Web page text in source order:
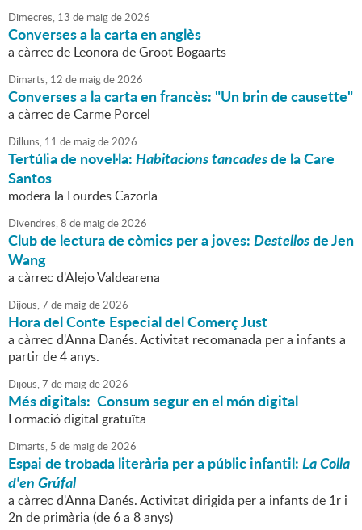
Dimecres, 13 de maigde2026
Converses a la carta en anglès
a càrrec de Leonora de Groot Bogaarts
Dimarts, 12 de maigde2026
Converses a la carta en francès: "Un brin de causette"
a càrrec de Carme Porcel
Dilluns, 11 de maigde2026
Tertúlia de novel·la:Habitacions tancadesde la Care
Santos
modera la Lourdes Cazorla
Divendres,8 de maigde2026
Club de lectura de còmics per a joves:Destellosde Jen
Wang
a càrrec d'Alejo Valdearena
Dijous,7 de maigde2026
Hora del Conte Especial del Comerç Just
a càrrec d'Anna Danés. Activitat recomanada per a infants a
partir de 4 anys.
Dijous,7 de maigde2026
Més digitals: Consum segur en el món digital
Formació digital gratuïta
Dimarts, 5 de maigde2026
Espai de trobada literària per a públic infantil:La Colla
d'en Grúfal
a càrrec d'Anna Danés. Activitat dirigida per a infants de 1r i
2n de primària (de 6 a 8 anys)